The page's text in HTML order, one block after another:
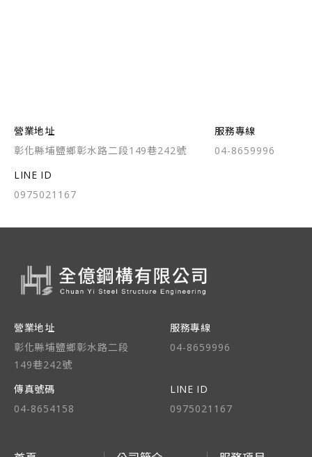
營業地址
彰化縣埔鹽鄉彰水路二段149巷242號
服務專線
04-8659996
LINE ID
0975021167
營業地址
彰化縣埔鹽鄉彰水路二段
149巷242號
服務專線
04-8659996
傳真號碼
04-8654158
LINE ID
0975021167